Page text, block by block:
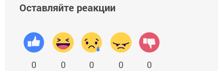
Оставляйте реакции
0 0 0 0 0